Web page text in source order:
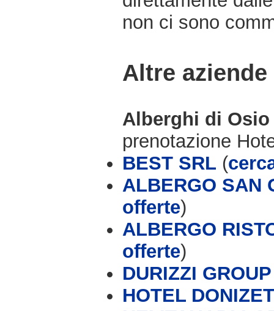
non ci sono
Altre
Alberghi di
prenotazione
BEST SRL (
ALBERGO SAN
offerte)
ALBERGO
offerte)
DURIZZI
HOTEL